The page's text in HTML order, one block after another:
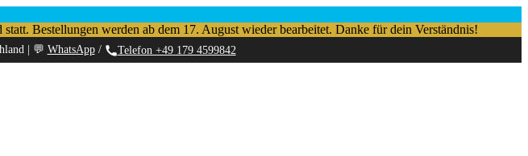
Bestellungen werden ab dem 17. August wieder bearbeitet. Danke für dein Verständnis!
| 💬 WhatsApp/ Telefon +49 179 4599842